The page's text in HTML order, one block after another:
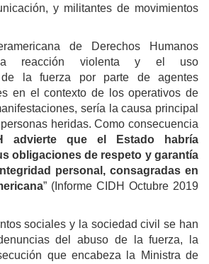
y militantes de movimientos
de Derechos Humanos
reacción violenta y el uso
de la fuerza por parte de agentes
en el contexto de los operativos de
sería la causa principal
heridas. Como consecuencia
advierte que el Estado habría
obligaciones de respeto y garantía
personal, consagradas en
” (Informe CIDH Octubre 2019
sociales y la sociedad civil se han
del abuso de la fuerza, la
que encabeza la Ministra de